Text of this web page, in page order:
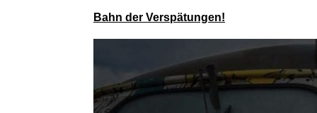
Bahn der Verspätungen!